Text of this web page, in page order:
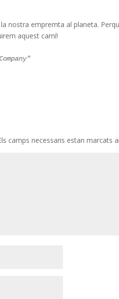
nostra empremta al planeta.
aquest camí!
camps necessaris estan marcats